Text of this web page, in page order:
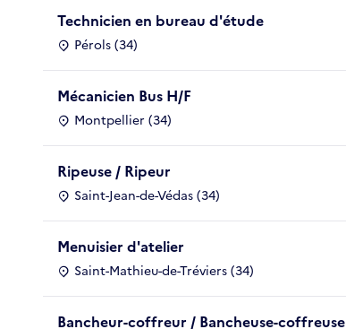
Technicien en bureau d'étude
Pérols (34)
Mécanicien Bus H/F
Montpellier (34)
Ripeuse / Ripeur
Saint-Jean-de-Védas (34)
Menuisier d'atelier
Saint-Mathieu-de-Tréviers (34)
Bancheur-coffreur / Bancheuse-coffreuse